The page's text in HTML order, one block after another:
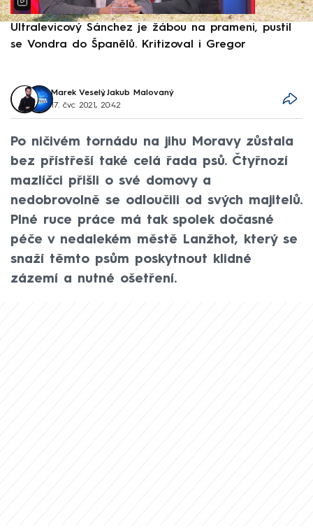
Ultralevicový Sánchez je žábou na prameni, pustil
se Vondra do Španělů. Kritizoval i Gregor
Marek Veselý, Jakub Malovaný
17. čvc 2021, 20:42
Po ničivém tornádu na jihu Moravy zůstala
bez přístřeší také celá řada psů. Čtyřnozí
mazlíčci přišli o své domovy a
nedobrovolně se odloučili od svých majitelů.
Plné ruce práce má tak spolek dočasné
péče v nedalekém městě Lanžhot, který se
snaží těmto psům poskytnout klidné
zázemí a nutné ošetření.